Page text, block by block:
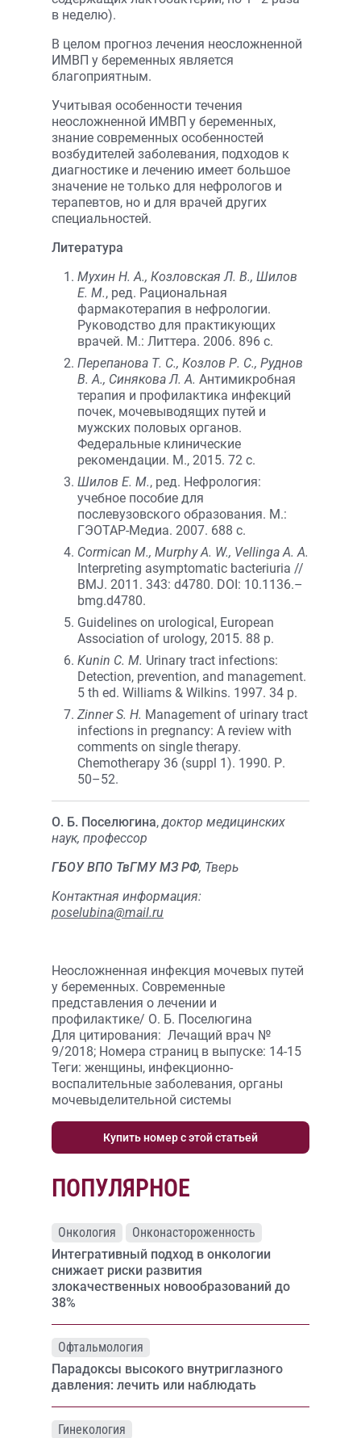
в неделю).
В целом прогноз лечения неосложненной
ИМВП у беременных является
благоприятным.
Учитывая особенности течения
неосложненной ИМВП у беременных,
знание современных особенностей
возбудителей заболевания, подходов к
диагностике и лечению имеет большое
значение не только для нефрологов и
терапевтов, но и для врачей других
специальностей.
Литература
Мухин Н. А., Козловская Л. В., Шилов
Е. М., ред. Рациональная
фармакотерапия в нефрологии.
Руководство для практикующих
врачей. М.: Литтера. 2006. 896 с.
Перепанова Т. С., Козлов Р. С., Руднов
В. А., Синякова Л. А. Антимикробная
терапия и профилактика инфекций
почек, мочевыводящих путей и
мужских половых органов.
Федеральные клинические
рекомендации. М., 2015. 72 с.
Шилов Е. М., ред. Нефрология:
учебное пособие для
послевузовского образования. М.:
ГЭОТАР-Медиа. 2007. 688 с.
Cormican M., Murphy A. W., Vellinga A. A.
Interpreting asymptomatic bacteriuria //
BMJ. 2011. 343: d4780. DOI: 10.1136.–
bmg.d4780.
Guidelines on urological, European
Association of urology, 2015. 88 p.
Kunin C. M. Urinary tract infections:
Detection, prevention, and management.
5 th ed. Williams & Wilkins. 1997. 34 p.
Zinner S. H. Management of urinary tract
infections in pregnancy: A review with
comments on single therapy.
Chemotherapy 36 (suppl 1). 1990. Р.
50–52.
О. Б. Поселюгина,доктор медицинских
наук, профессор
ГБОУ ВПО ТвГМУ МЗ РФ, Тверь
Контактная информация:
poselubina@mail.ru
Неосложненная инфекция мочевых путей
у беременных. Современные
представления о лечении и
профилактике/ О. Б. Поселюгина
Для цитирования: Лечащий врач №
9/2018; Номера страниц в выпуске: 14-15
Теги: женщины, инфекционно-
воспалительные заболевания, органы
мочевыделительной системы
Купить номер с этой статьей
ПОПУЛЯРНОЕ
Онкология
Онконастороженность
Интегративный подход в онкологии
снижает риски развития
злокачественных новообразований до
38%
Офтальмология
Парадоксы высокого внутриглазного
давления: лечить или наблюдать
Гинекология